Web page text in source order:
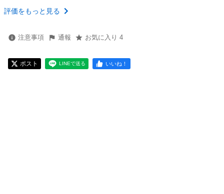
評価をもっと見る
注意事項 通報 お気に入り 4
ポスト LINEで送る いいね！